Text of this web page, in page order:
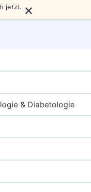
jetzt. ×
& Diabetologie